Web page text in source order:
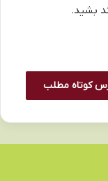
بشید.
کوتاه مطلب